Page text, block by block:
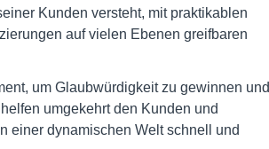
Kunden versteht, mit praktikablen
auf vielen Ebenen greifbaren
um Glaubwürdigkeit zu gewinnen und
umgekehrt den Kunden und
einer dynamischen Welt schnell und